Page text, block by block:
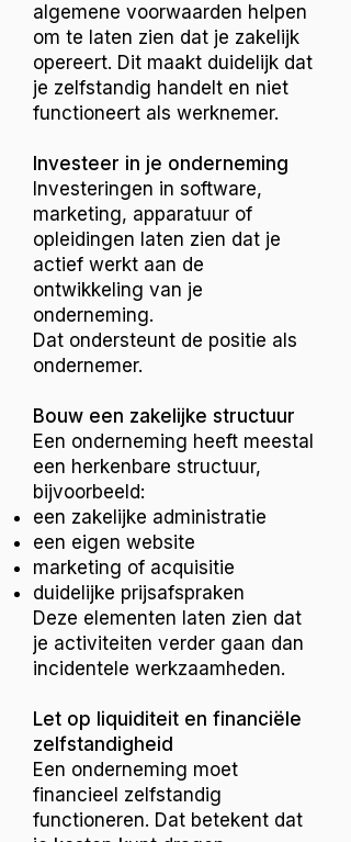
algemene voorwaarden helpen
om te laten zien dat je zakelijk
opereert. Dit maakt duidelijk dat
je zelfstandig handelt en niet
functioneert als werknemer.
Investeer in je onderneming
Investeringen in software,
marketing, apparatuur of
opleidingen laten zien dat je
actief werkt aan de
ontwikkeling van je
onderneming.
Dat ondersteunt de positie als
ondernemer.
Bouw een zakelijke structuur
Een onderneming heeft meestal
een herkenbare structuur,
bijvoorbeeld:
een zakelijke administratie
een eigen website
marketing of acquisitie
duidelijke prijsafspraken
Deze elementen laten zien dat
je activiteiten verder gaan dan
incidentele werkzaamheden.
Let op liquiditeit en financiële
zelfstandigheid
Een onderneming moet
financieel zelfstandig
functioneren. Dat betekent dat